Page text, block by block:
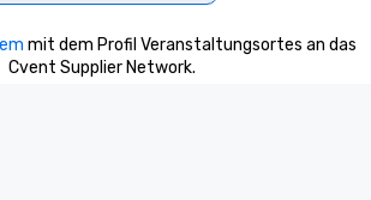
you share.
we can even arrange
mit dem Profil Veranstaltungsortes an das
Cvent Supplier Network.